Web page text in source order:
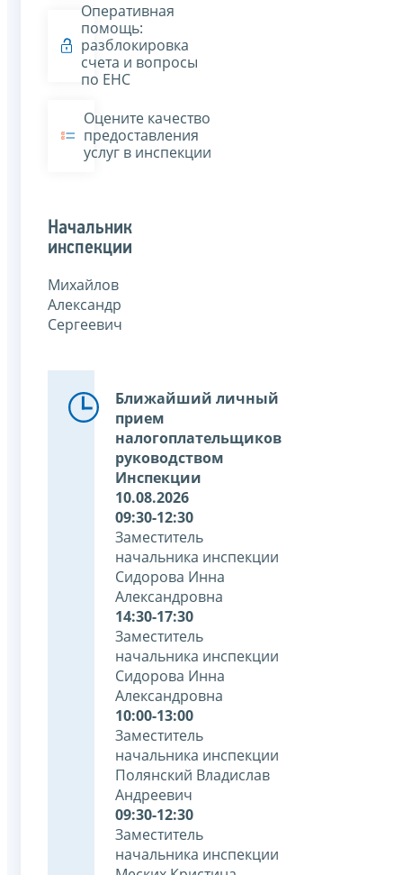
Оперативная
помощь:
разблокировка
счета и вопросы
по ЕНС
Оцените качество
предоставления
услуг в инспекции
Начальник
инспекции
Михайлов
Александр
Сергеевич
Ближайший личный
прием
налогоплательщиков
руководством
Инспекции
10.08.2026
09:30-12:30
Заместитель
начальника инспекции
Сидорова Инна
Александровна
14:30-17:30
Заместитель
начальника инспекции
Сидорова Инна
Александровна
10:00-13:00
Заместитель
начальника инспекции
Полянский Владислав
Андреевич
09:30-12:30
Заместитель
начальника инспекции